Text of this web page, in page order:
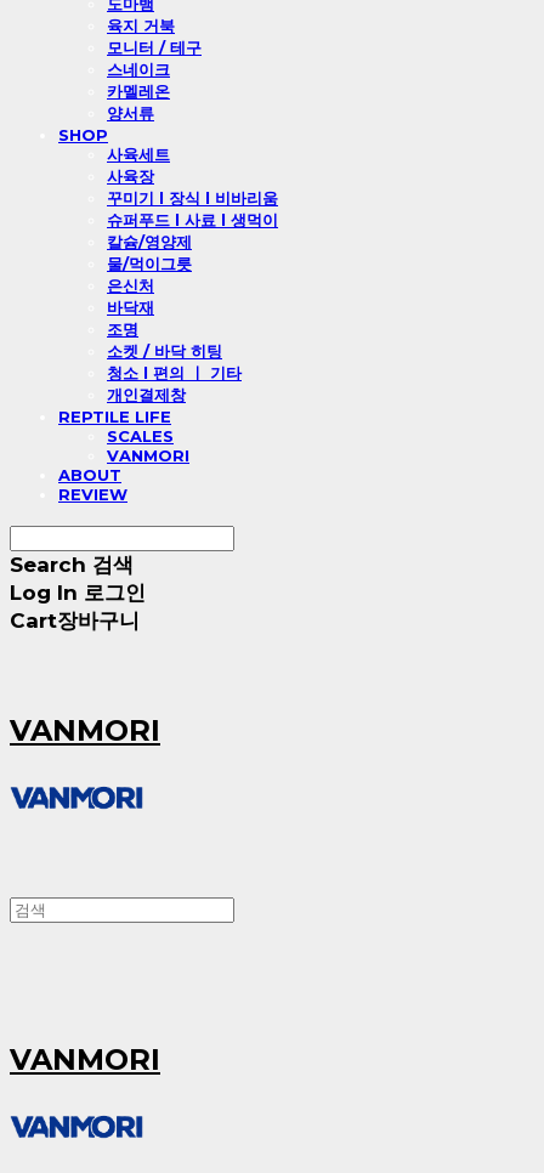
육지 거북
모니터 / 테구
스네이크
카멜레온
양서류
SHOP
사육세트
사육장
꾸미기 l 장식 l 비바리움
슈퍼푸드 l 사료 l 생먹이
칼슘/영양제
물/먹이그릇
은신처
바닥재
조명
소켓 / 바닥 히팅
청소 l 편의 ㅣ 기타
개인결제창
REPTILE LIFE
SCALES
VANMORI
ABOUT
REVIEW
Search 검색
Log In 로그인
Cart장바구니
VANMORI
VANMORI